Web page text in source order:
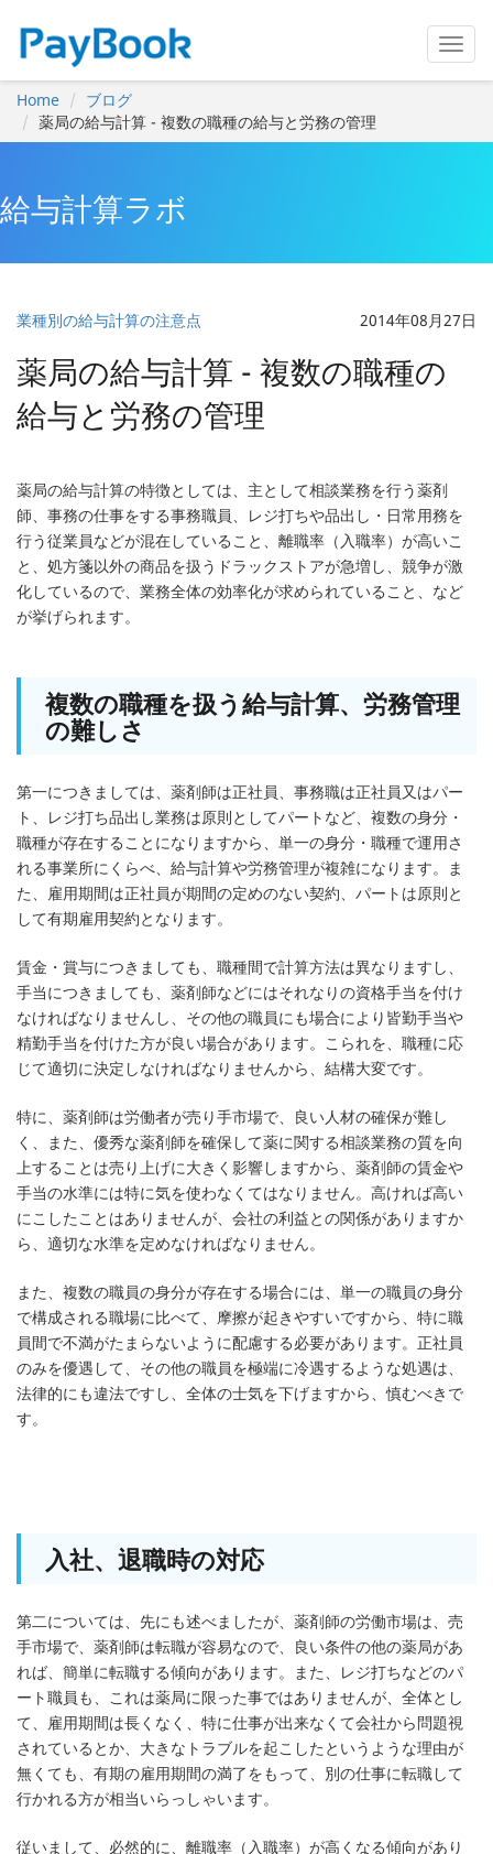
Home
ブログ
薬局の給与計算 - 複数の職種の給与と労務の管理
給与計算ラボ
業種別の給与計算の注意点 2014年08月27日
薬局の給与計算 - 複数の職種の
給与と労務の管理
薬局の給与計算の特徴としては、主として相談業務を行う薬剤
師、事務の仕事をする事務職員、レジ打ちや品出し・日常用務を
行う従業員などが混在していること、離職率（入職率）が高いこ
と、処方箋以外の商品を扱うドラックストアが急増し、競争が激
化しているので、業務全体の効率化が求められていること、など
が挙げられます。
複数の職種を扱う給与計算、労務管理
の難しさ
第一につきましては、薬剤師は正社員、事務職は正社員又はパー
ト、レジ打ち品出し業務は原則としてパートなど、複数の身分・
職種が存在することになりますから、単一の身分・職種で運用さ
れる事業所にくらべ、給与計算や労務管理が複雑になります。ま
た、雇用期間は正社員が期間の定めのない契約、パートは原則と
して有期雇用契約となります。
賃金・賞与につきましても、職種間で計算方法は異なりますし、
手当につきましても、薬剤師などにはそれなりの資格手当を付け
なければなりませんし、その他の職員にも場合により皆勤手当や
精勤手当を付けた方が良い場合があります。こられを、職種に応
じて適切に決定しなければなりませんから、結構大変です。
特に、薬剤師は労働者が売り手市場で、良い人材の確保が難し
く、また、優秀な薬剤師を確保して薬に関する相談業務の質を向
上することは売り上げに大きく影響しますから、薬剤師の賃金や
手当の水準には特に気を使わなくてはなりません。高ければ高い
にこしたことはありませんが、会社の利益との関係がありますか
ら、適切な水準を定めなければなりません。
また、複数の職員の身分が存在する場合には、単一の職員の身分
で構成される職場に比べて、摩擦が起きやすいですから、特に職
員間で不満がたまらないように配慮する必要があります。正社員
のみを優遇して、その他の職員を極端に冷遇するような処遇は、
法律的にも違法ですし、全体の士気を下げますから、慎むべきで
す。
入社、退職時の対応
第二については、先にも述べましたが、薬剤師の労働市場は、売
手市場で、薬剤師は転職が容易なので、良い条件の他の薬局があ
れば、簡単に転職する傾向があります。また、レジ打ちなどのパ
ート職員も、これは薬局に限った事ではありませんが、全体とし
て、雇用期間は長くなく、特に仕事が出来なくて会社から問題視
されているとか、大きなトラブルを起こしたというような理由が
無くても、有期の雇用期間の満了をもって、別の仕事に転職して
行かれる方が相当いらっしゃいます。
従いまして、必然的に、離職率（入職率）が高くなる傾向があり